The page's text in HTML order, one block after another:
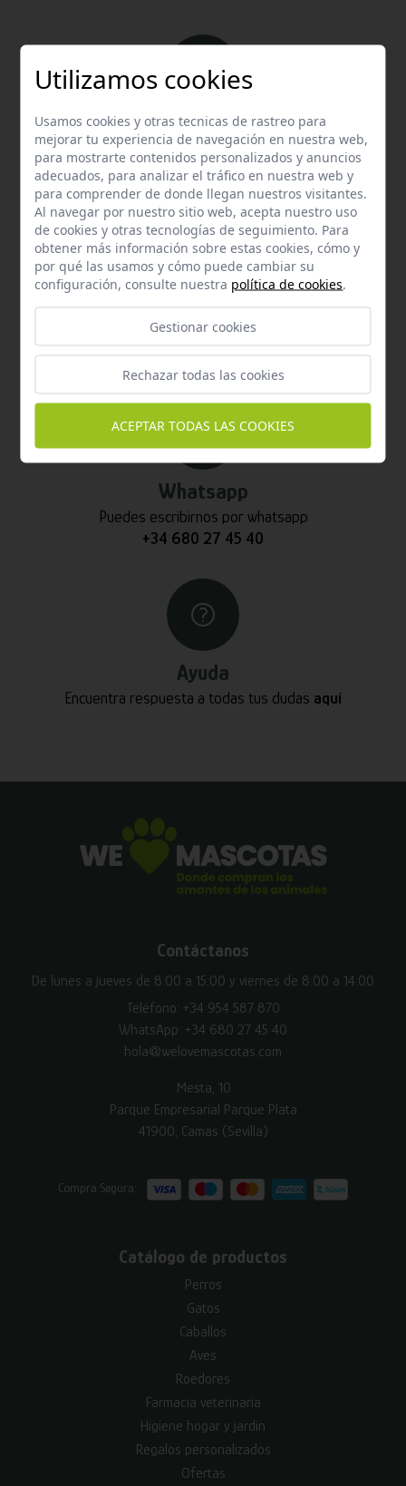
Email
Contacta con nosotros vía email
hola@welovemascotas.com
Contacta con nosotros a través del teléfono
Whatsapp
Puedes escribirnos por whatsapp
+34 680 27 45 40
Ayuda
Encuentra respuesta a todas tus dudas aquí
Contáctanos
De lunes a jueves de 8:00 a 15:00 y viernes de 8:00 a 14:00
Teléfono: +34 954 587 870
WhatsApp: +34 680 27 45 40
hola@welovemascotas.com
Mesta, 10
Parque Empresarial Parque Plata
41900, Camas (Sevilla)
Compra Segura:
Catálogo de productos
Perros
Gatos
Caballos
Aves
Roedores
Farmacia veterinaria
Higiene hogar y jardín
Regalos personalizados
Ofertas
Utilizamos cookies
Usamos cookies y otras tecnicas de rastreo para
mejorar tu experiencia de navegación en nuestra web,
para mostrarte contenidos personalizados y anuncios
adecuados, para analizar el tráfico en nuestra web y
para comprender de donde llegan nuestros visitantes.
Al navegar por nuestro sitio web, acepta nuestro uso
de cookies y otras tecnologías de seguimiento. Para
obtener más información sobre estas cookies, cómo y
por qué las usamos y cómo puede cambiar su
configuración, consulte nuestra política de cookies.
Gestionar cookies
Rechazar todas las cookies
ACEPTAR TODAS LAS COOKIES